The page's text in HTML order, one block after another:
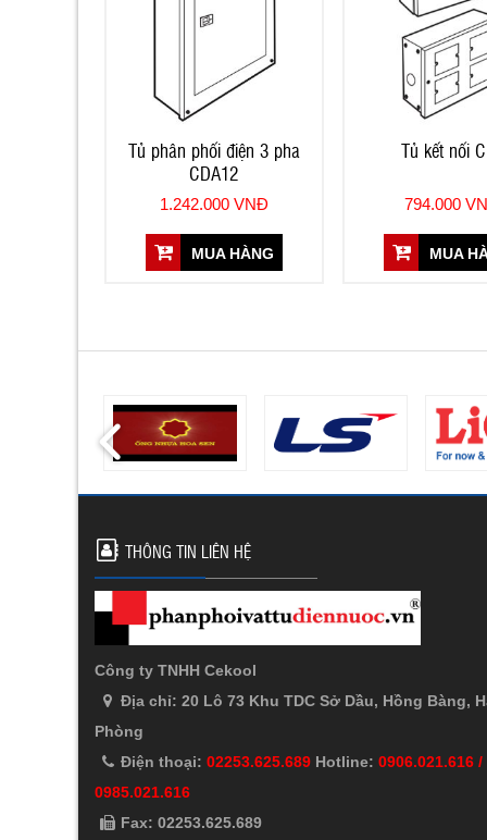
Tủ phân phối điện 3 pha
CDA12
1.242.000 VNĐ
MUA HÀNG
Tủ kết nối
794.000
MUA
THÔNG TIN LIÊN HỆ
Công ty TNHH Cekool
Địa chỉ: 20 Lô 73 Khu TDC Sở Dầu, Hồng Bàng,
Phòng
Điện thoại: 02253.625.689 Hotline: 0906.021.616 /
0985.021.616
Fax: 02253.625.689